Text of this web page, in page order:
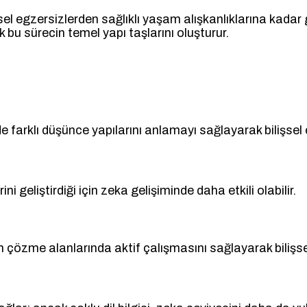
sağlıklı yaşam alışkanlıklarına
sürecin temel yapı taşlarını oluşturur.
düşünce yapılarını anlamayı sağlayarak bilişsel
geliştirdiği için zeka gelişiminde daha etkili olabilir.
alanlarında aktif çalışmasını sağlayarak